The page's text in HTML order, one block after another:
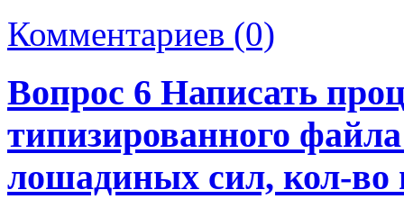
Комментариев (0)
Вопрос 6 Написать
типизированного
лошадиных сил, кол-во